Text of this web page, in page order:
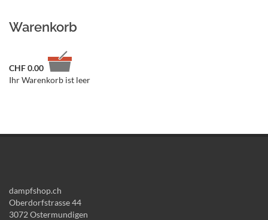
Warenkorb
CHF0.00
Ihr Warenkorb ist leer
dampfshop.ch
Oberdorfstrasse 44
3072 Ostermundigen